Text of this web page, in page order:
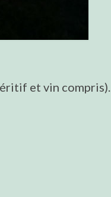
et vin compris).